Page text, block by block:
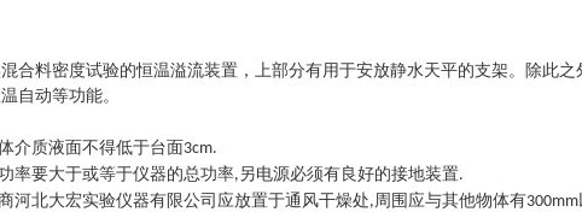
合料密度试验的恒温溢流装置，上部分有用于安放静水天平的支架。除此
自动等功能。
介质液面不得低于台面3cm.
率要大于或等于仪器的总功率, 另电源必须有良好的接地装置.
河北大宏实验仪器有限公司应放置于通风干燥处,周围应与其他物体有300mm